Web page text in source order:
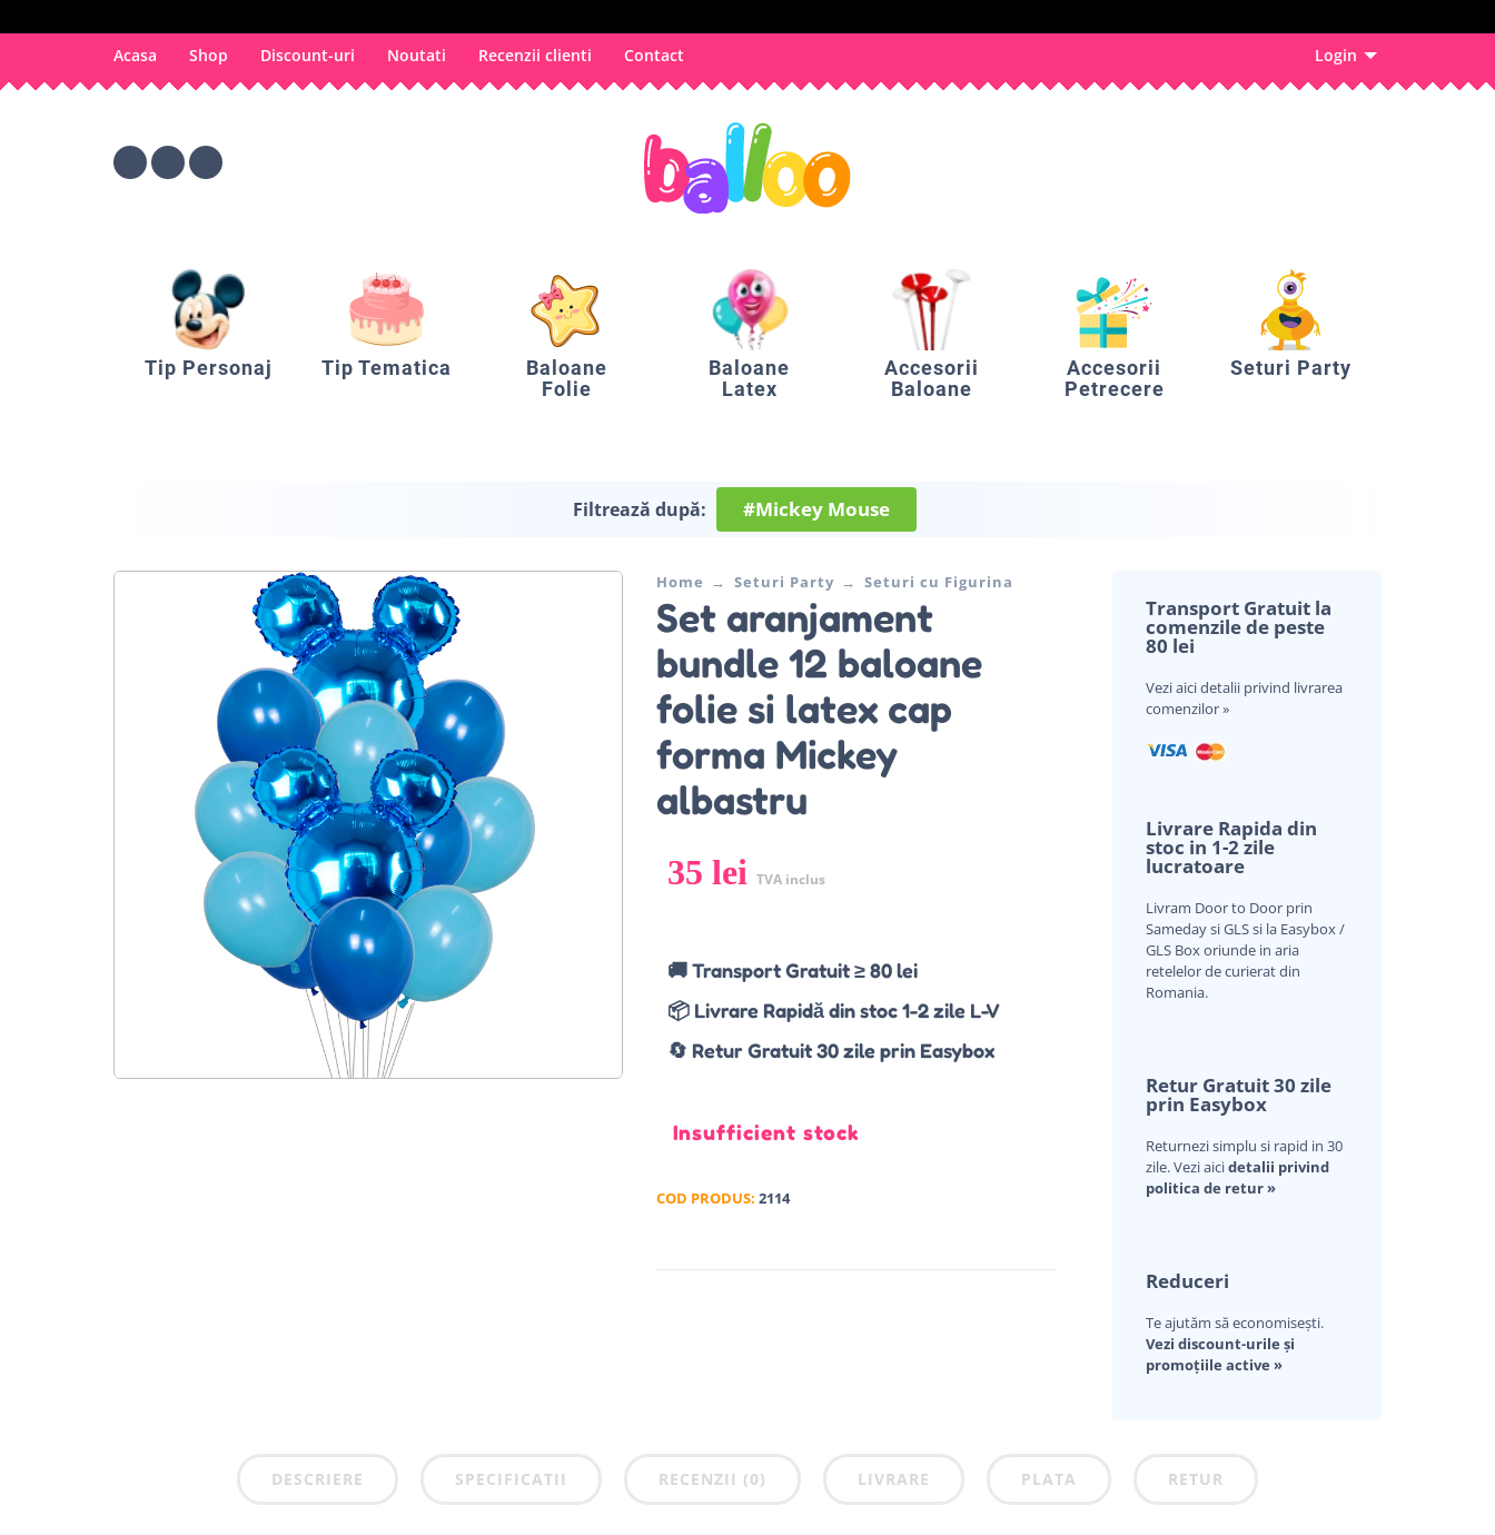
Acasa Shop Discount-uri Noutati Recenzii clienti Contact Login
Tip Personaj Tip Tematica
Baloane
Folie
Baloane
Latex
Accesorii
Baloane
Accesorii
Petrecere
Seturi Party
Filtrează după: #Mickey Mouse
Home Seturi Party Seturi cu Figurina
Set aranjament
bundle 12 baloane
folie si latex cap
forma Mickey
albastru
35 lei TVA inclus
🚚 Transport Gratuit ≥ 80 lei
📦 Livrare Rapidă din stoc 1-2 zile L-V
🔄 Retur Gratuit 30 zile prin Easybox
Insufficient stock
COD PRODUS: 2114
Transport Gratuit la
comenzile de peste
80 lei
Vezi aicidetalii privind livrarea
comenzilor »
Livrare Rapida din
stoc in 1-2 zile
lucratoare
Livram Door to Door prin
Sameday si GLS si la Easybox /
GLS Box oriunde in aria
retelelor de curierat din
Romania.
Retur Gratuit 30 zile
prin Easybox
Returnezi simplu si rapid in 30
zile. Vezi aicidetalii privind
politica de retur »
Reduceri
Te ajutăm să economisești.
Vezi discount-urile și
promoțiile active »
DESCRIERE SPECIFICATII RECENZII (0) LIVRARE PLATA RETUR